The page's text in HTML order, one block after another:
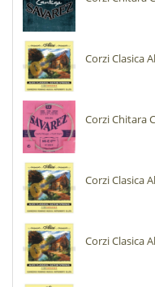
Corzi Clasica
Corzi Chitara
Corzi Clasica
Corzi Clasica